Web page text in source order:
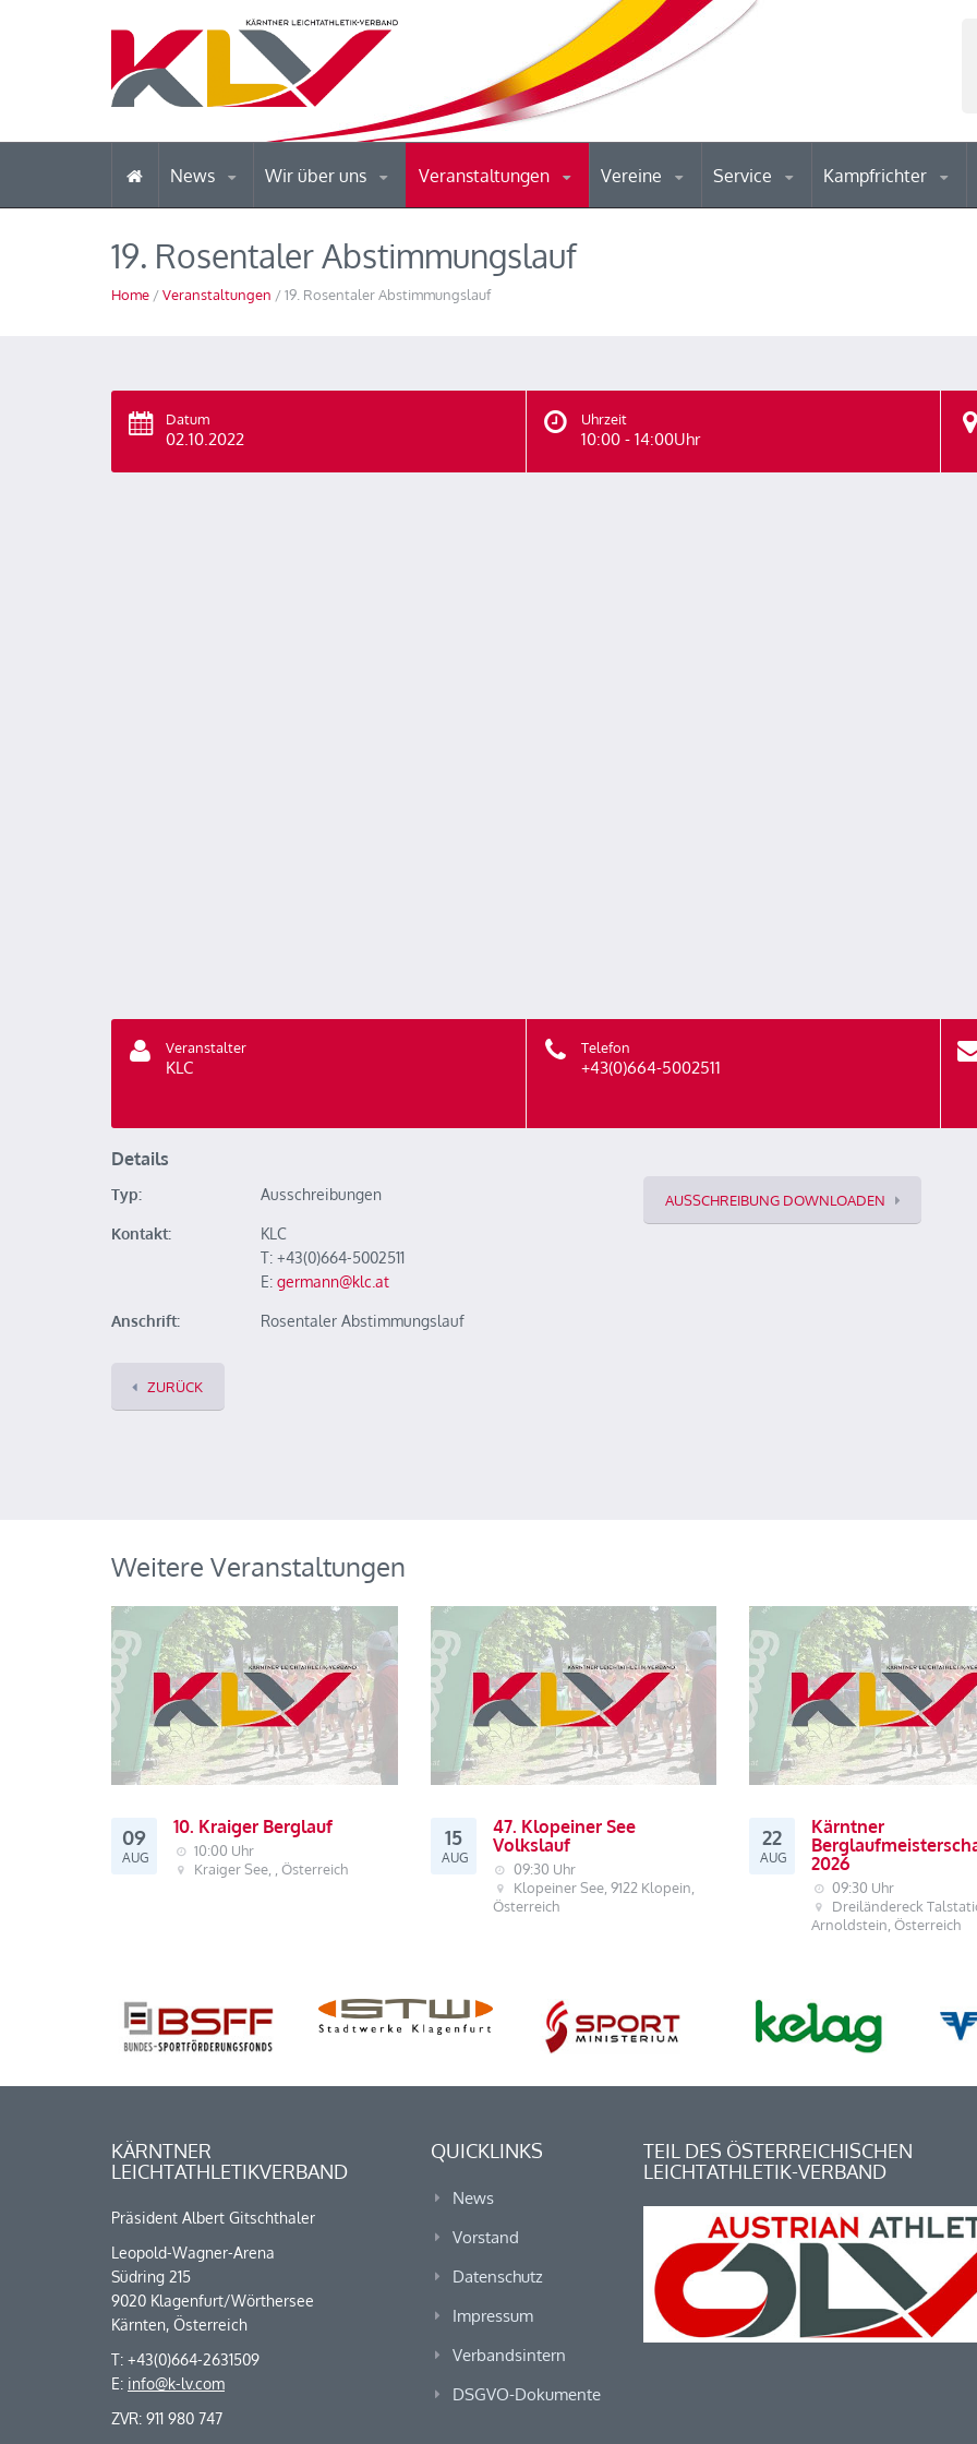
News Wir über uns Veranstaltungen Vereine Service Kampfrichter
19. Rosentaler Abstimmungslauf
Home /Veranstaltungen / 19. Rosentaler Abstimmungslauf
Datum
02.10.2022
Uhrzeit
10:00 - 14:00Uhr
Veranstalter
KLC
Telefon
+43(0)664-5002511
Details
Typ: Ausschreibungen
Kontakt:
KLC
T: +43(0)664-5002511
E: germann@klc.at
Anschrift: Rosentaler Abstimmungslauf
AUSSCHREIBUNG DOWNLOADEN
ZURÜCK
Weitere Veranstaltungen
09
AUG
10. Kraiger Berglauf
10:00 Uhr
Kraiger See, , Österreich
15
AUG
47. Klopeiner See
Volkslauf
09:30 Uhr
Klopeiner See, 9122 Klopein,
Österreich
22
AUG
Kärntner
2026
09:30 Uhr
Dreiländereck
Arnoldstein, Österreich
KÄRNTNER
LEICHTATHLETIKVERBAND
Präsident Albert Gitschthaler
Leopold-Wagner-Arena
Südring 215
9020 Klagenfurt/Wörthersee
Kärnten, Österreich
T: +43(0)664-2631509
E: info@k-lv.com
ZVR: 911 980 747
QUICKLINKS
News
Vorstand
Datenschutz
Impressum
Verbandsintern
DSGVO-Dokumente
TEIL DES ÖSTERREICHISCHEN
LEICHTATHLETIK-VERBAND